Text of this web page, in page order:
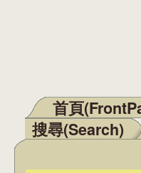
Main menu
首頁
搜尋(Search)